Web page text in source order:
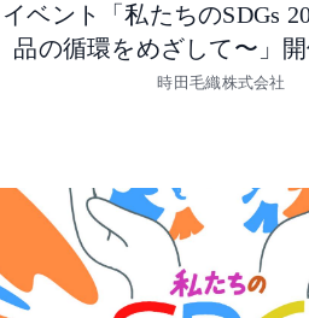
イベント「私たちのSDGs
品の循環をめざして〜」
時田毛織株式会社